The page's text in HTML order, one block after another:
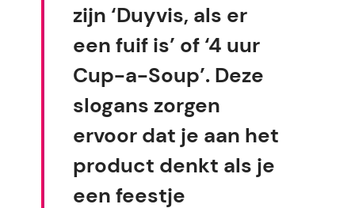
zijn ‘Duyvis, als er
een fuif is’ of ‘4 uur
Cup-a-Soup’. Deze
slogans zorgen
ervoor dat je aan het
product denkt als je
een feestje